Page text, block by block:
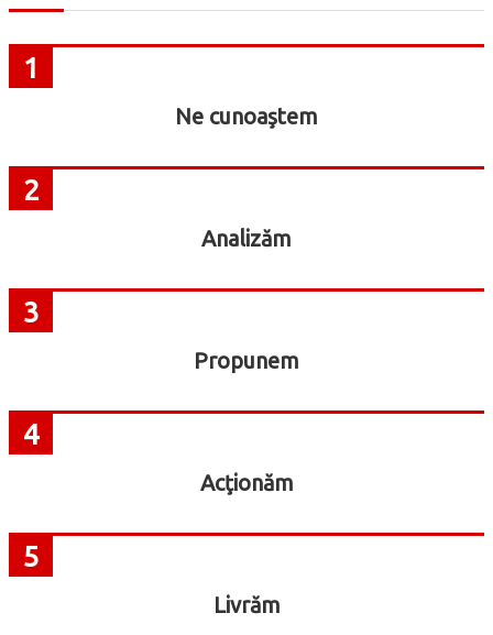
1
Ne cunoaştem
2
Analizăm
3
Propunem
4
Acţionăm
5
Livrăm